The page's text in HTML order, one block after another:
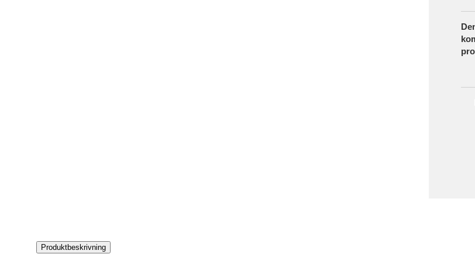
Produktbeskrivning